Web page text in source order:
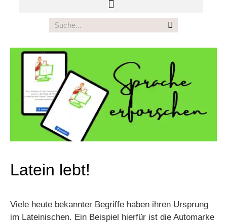
Latein lebt!
Viele heute bekannter Begriffe haben ihren Ursprung
im Lateinischen. Ein Beispiel hierfür ist die Automarke